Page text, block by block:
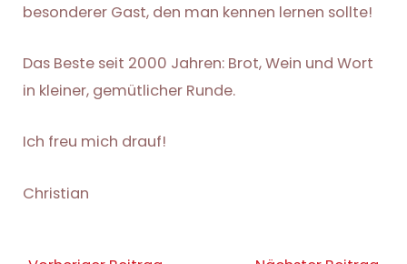
besonderer Gast, den man kennen lernen sollte!
Das Beste seit 2000 Jahren: Brot, Wein und Wort
in kleiner, gemütlicher Runde.
Ich freu mich drauf!
Christian